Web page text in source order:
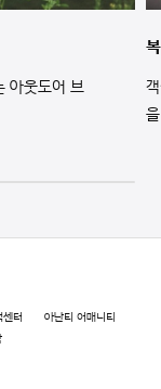
아웃도어 브
센터
아난티 어매니티